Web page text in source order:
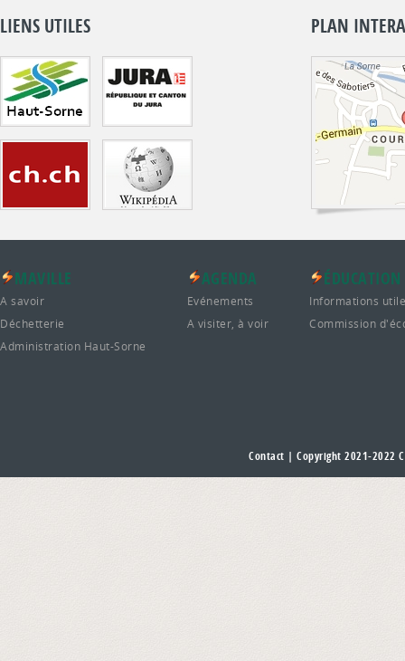
LIENS UTILES PLAN
MAVILLE
A savoir
Déchetterie
Administration Haut-Sorne
AGENDA
Evénements
A visiter, à voir
ÉDUCATION
Informations
Commission
Contact | Copyright 2021-2022